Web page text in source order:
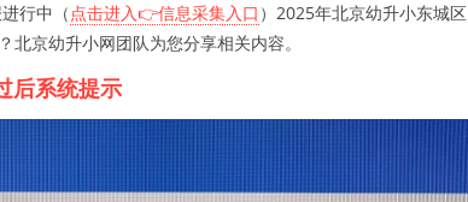
行中（点击进入👉信息采集入口 ）2025年北京幼升小东城区
京幼升小网团队为您分享相关内容。
后系统提示